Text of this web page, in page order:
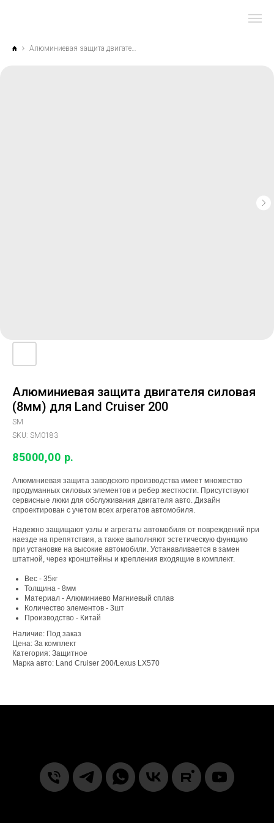
Алюминиевая защита двигателя силовая
(8мм) для Land Cruiser 200
SM
SKU: SM0183
85000,00 р.
Алюминиевая защита заводского производства имеет множество
продуманных силовых элементов и ребер жесткости. Присутствуют
сервисные люки для обслуживания двигателя авто. Дизайн
спроектирован с учетом всех агрегатов автомобиля.
Надежно защищают узлы и агрегаты автомобиля от повреждений при
наезде на препятствия, а также выполняют эстетическую функцию
при установке на высокие автомобили. Устанавливается в замен
штатной, через кронштейны и крепления входящие в комплект.
Вес - 35кг
Толщина - 8мм
Материал - Алюминиево Магниевый сплав
Количество элементов - 3шт
Производство - Китай
Наличие: Под заказ
Цена: За комплект
Категория: Защитное
Марка авто: Land Cruiser 200/Lexus LX570